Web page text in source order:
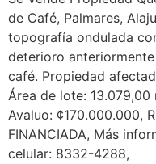
de Café, Palmares,
topografía ondulada
deterioro
café. Propiedad
Área de lote:
Avaluo: ¢170.000.000,
FINANCIADA, Más
celular: 8332-4288,